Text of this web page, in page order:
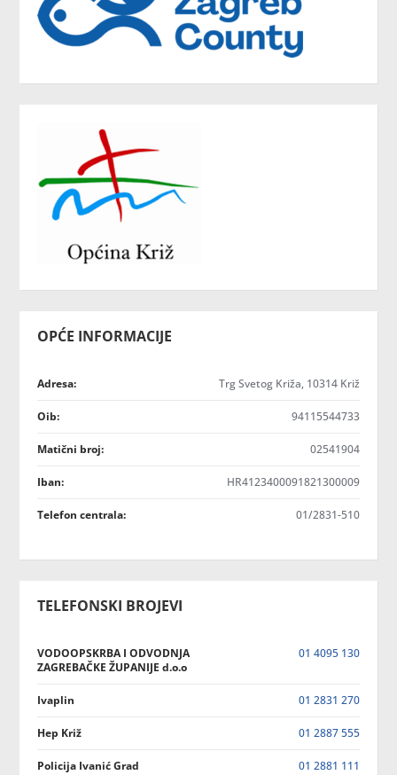
OPĆE INFORMACIJE
Adresa: Trg Svetog Križa, 10314 Križ
Oib: 94115544733
Matični broj: 02541904
Iban: HR4123400091821300009
Telefon centrala: 01/2831-510
TELEFONSKI BROJEVI
VODOOPSKRBA I ODVODNJA
ZAGREBAČKE ŽUPANIJE d.o.o
01 4095 130
Ivaplin 01 2831 270
Hep Križ 01 2887 555
Policija Ivanić Grad 01 2881 111